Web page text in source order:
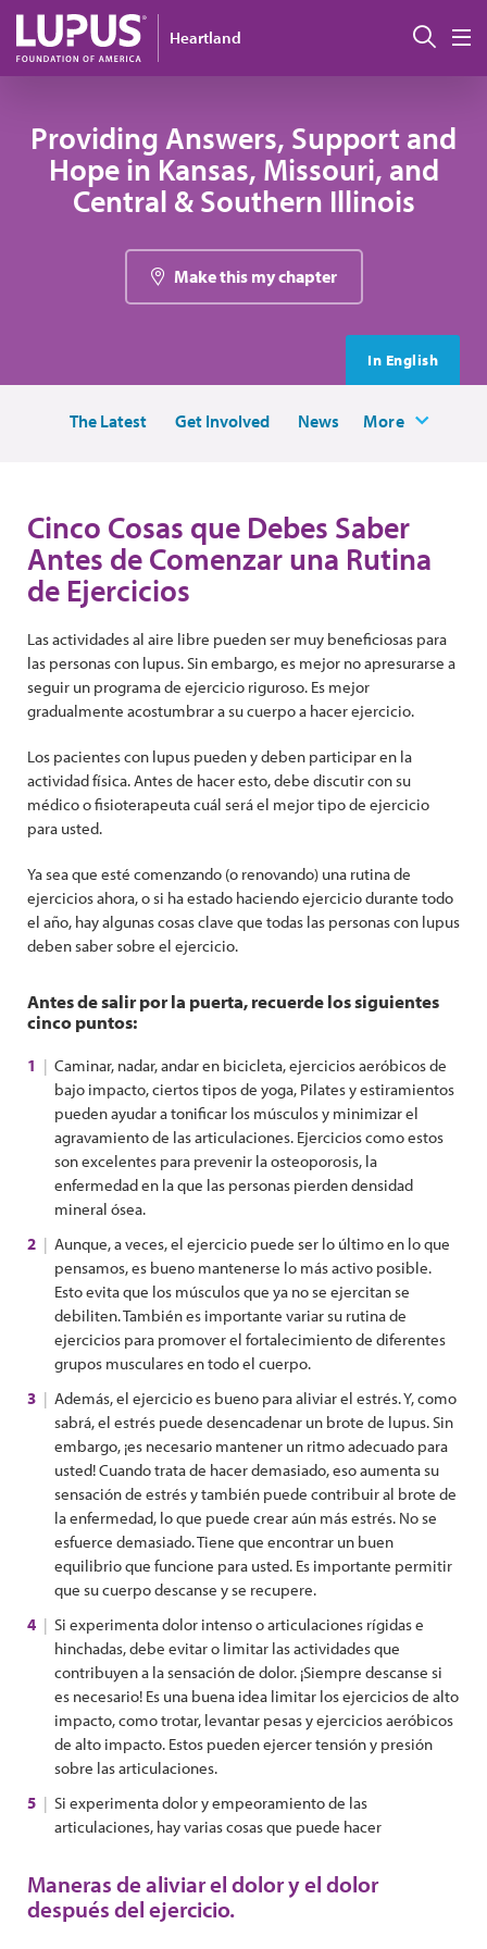
Pasar al contenido principal
Heartland
Providing Answers, Support and
Hope in Kansas, Missouri, and
Central & Southern Illinois
Make this my chapter
In English
The Latest Get Involved News More
Cinco Cosas que Debes Saber
Antes de Comenzar una Rutina
de Ejercicios
Las actividades al aire libre pueden ser muy beneficiosas para
las personas con lupus. Sin embargo, es mejor no apresurarse a
seguir un programa de ejercicio riguroso. Es mejor
gradualmente acostumbrar a su cuerpo a hacer ejercicio.
Los pacientes con lupus pueden y deben participar en la
actividad física. Antes de hacer esto, debe discutir con su
médico o fisioterapeuta cuál será el mejor tipo de ejercicio
para usted.
Ya sea que esté comenzando (o renovando) una rutina de
ejercicios ahora, o si ha estado haciendo ejercicio durante todo
el año, hay algunas cosas clave que todas las personas con lupus
deben saber sobre el ejercicio.
Antes de salir por la puerta, recuerde los siguientes
cinco puntos:
Caminar, nadar, andar en bicicleta, ejercicios aeróbicos de
bajo impacto, ciertos tipos de yoga, Pilates y estiramientos
pueden ayudar a tonificar los músculos y minimizar el
agravamiento de las articulaciones. Ejercicios como estos
son excelentes para prevenir la osteoporosis, la
enfermedad en la que las personas pierden densidad
mineral ósea.
Aunque, a veces, el ejercicio puede ser lo último en lo que
pensamos, es bueno mantenerse lo más activo posible.
Esto evita que los músculos que ya no se ejercitan se
debiliten. También es importante variar su rutina de
ejercicios para promover el fortalecimiento de diferentes
grupos musculares en todo el cuerpo.
Además, el ejercicio es bueno para aliviar el estrés. Y, como
sabrá, el estrés puede desencadenar un brote de lupus. Sin
embargo, ¡es necesario mantener un ritmo adecuado para
usted! Cuando trata de hacer demasiado, eso aumenta su
sensación de estrés y también puede contribuir al brote de
la enfermedad, lo que puede crear aún más estrés. No se
esfuerce demasiado. Tiene que encontrar un buen
equilibrio que funcione para usted. Es importante permitir
que su cuerpo descanse y se recupere.
Si experimenta dolor intenso o articulaciones rígidas e
hinchadas, debe evitar o limitar las actividades que
contribuyen a la sensación de dolor. ¡Siempre descanse si
es necesario! Es una buena idea limitar los ejercicios de alto
impacto, como trotar, levantar pesas y ejercicios aeróbicos
de alto impacto. Estos pueden ejercer tensión y presión
sobre las articulaciones.
Si experimenta dolor y empeoramiento de las
articulaciones, hay varias cosas que puede hacer
Maneras de aliviar el dolor y el dolor
después del ejercicio.